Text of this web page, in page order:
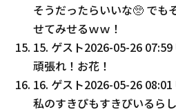
そうだったらいいな🥺 でも
せてみせるｗｗ！
15. ゲスト2026-05-26 07:59
頑張れ！お花！
16. ゲスト2026-05-26 08:01
私のすきぴもすきぴいるら